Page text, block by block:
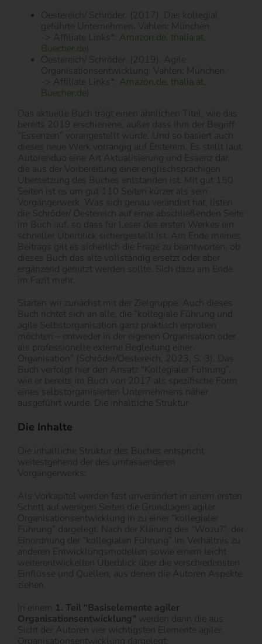
Oestereich/ Schröder. (2017). Das kollegial
geführte Unternehmen. Vahlen: München.
-> Affiliate Links*: Amazon.de, thalia.at,
Buecher.de)
Oestereich/ Schröder. (2019). Agile
Organisationsentwicklung. Vahlen: München.
-> Affiliate Links*: Amazon.de, thalia.at,
Buecher.de)
Das aktuelle Buch trägt einen ähnlichen Titel, wie das
bereits 2019 erschienene, außer dass ihm der Begriff
“Essenzen” vorangestellt wurde. Und so basiert auch
dieses neue Werk vorrangig auf Ersterem. Es stellt laut
Autorenduo eine Art Aktualisierung und Essenz dar,
die aus der Vorbereitung einer englischsprachigen
Übersetzung des Buches entstanden ist. Mit gut 150
Seiten ist es um gut 110 Seiten kürzer als sein
Vorgängerwerk. Was sich genau verändert hat, listen
die Schröder/ Oestereich auf einer abschließenden Seite
im Buch auf, so dass für Leser des ersten Werkes ein
schneller Überblick sichergestellt ist. Am Ende meines
Beitrags gilt es sicherlich die Frage zu beantworten, ob
dieses Buch das alte vollständig ersetzt oder aber
ergänzend genutzt werden sollte. Sich dazu am Ende
im Fazit mehr.
Starten wir zunächst mit der Zielgruppe: Auch dieses
Buch richtet sich an alle, die “kollegiale Führung und
agile Selbstorganisation ganz praktisch erproben
möchten – entweder in der eigenen Organisation oder
als professionelle externe Begleitung einer
Organisation” (Schröder/Oestereich, 2023, S. 3). Das
Buch verfolgt hier den Ansatz “Kollegialer Führung”,
wie er bereits im Buch von 2017 als spezifische Form
eines selbstorganisierten Unternehmens näher
ausgeführt wurde. Die inhaltliche Struktur
Die Inhalte
Die inhaltliche Struktur des Buches entspricht
weitestgehend der des umfassenderen
Vorgängerwerks:
Als Vorkapitel werden fast unverändert in einem ersten
Schritt auf wenigen Seiten die Grundlagen agiler
Organisationsentwicklung in zu einer “kollegialer
Führung” dargelegt. Nach der Klärung des “Wozu?”, der
Einordnung der “kollegialen Führung” im Verhältnis zu
anderen Entwicklungsmodellen sowie einem leicht
weiterentwickelten Überblick über die verschiedensten
Einflüsse und Quellen, aus denen die Autoren Aspekte
ziehen.
In einem 1. Teil “Basiselemente agiler
Organisationsentwicklung” werden dann die aus
Sicht der Autoren vier wichtigsten Elemente agiler
Organisationsentwicklung dargelegt: